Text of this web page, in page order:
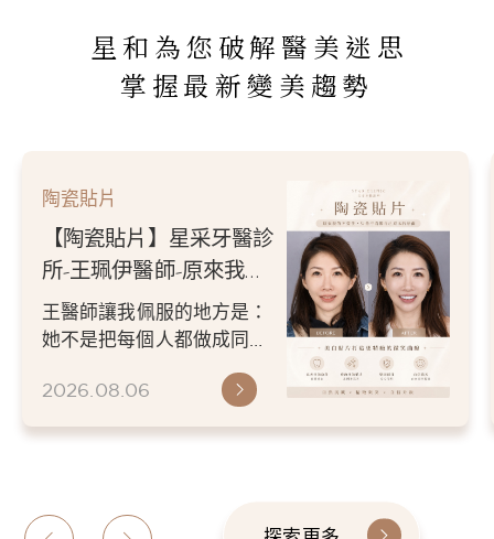
星和為您破解醫美迷思
掌握最新變美趨勢
陶瓷貼片
【陶瓷貼片】星采牙醫診
所-王珮伊醫師-原來我的
不愛笑，只是不喜歡自己
原本的牙齒
王醫師讓我佩服的地方是：
她不是把每個人都做成同一
更適合自己的樣子。 現...
2026.08.06